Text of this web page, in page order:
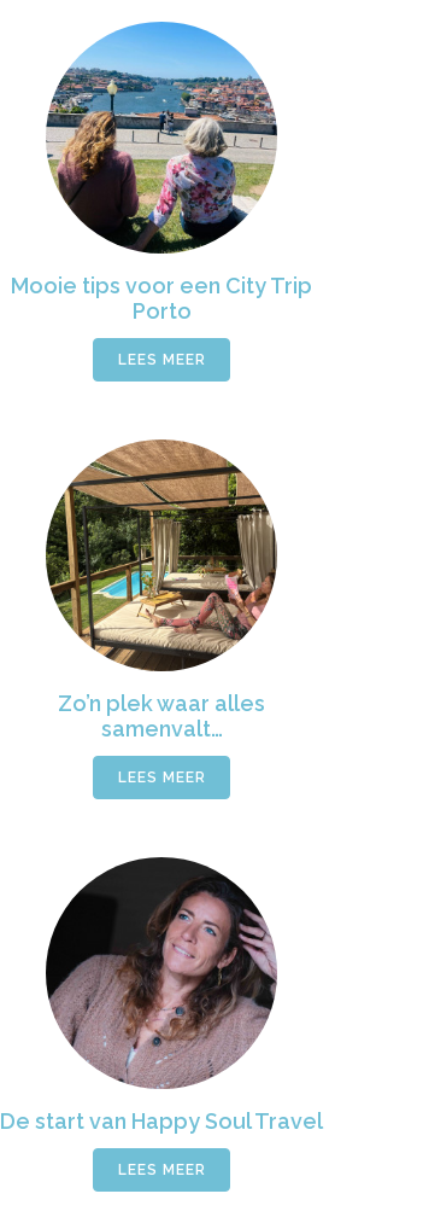
Mooie tips voor een City Trip
Porto
LEES MEER
Zo’n plek waar alles
samenvalt…
LEES MEER
De start van Happy Soul Travel
LEES MEER